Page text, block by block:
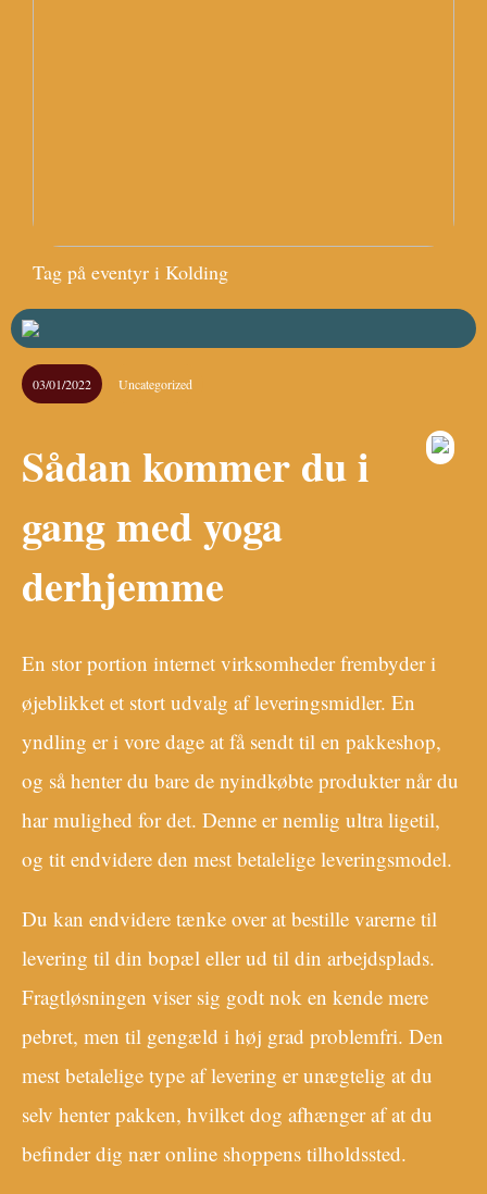
Tag på eventyr i Kolding
03/01/2022 Uncategorized
Sådan kommer du i
gang med yoga
derhjemme
En stor portion internet virksomheder frembyder i
øjeblikket et stort udvalg af leveringsmidler. En
yndling er i vore dage at få sendt til en pakkeshop,
og så henter du bare de nyindkøbte produkter når du
har mulighed for det. Denne er nemlig ultra ligetil,
og tit endvidere den mest betalelige leveringsmodel.
Du kan endvidere tænke over at bestille varerne til
levering til din bopæl eller ud til din arbejdsplads.
Fragtløsningen viser sig godt nok en kende mere
pebret, men til gengæld i høj grad problemfri. Den
mest betalelige type af levering er unægtelig at du
selv henter pakken, hvilket dog afhænger af at du
befinder dig nær online shoppens tilholdssted.